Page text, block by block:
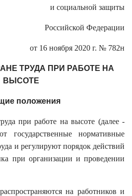
и социальной защиты
Российской Федерации
от 16 ноября 2020 г. № 782н
ТРУДА ПРИ РАБОТЕ НА
ВЫСОТЕ
положения
при работе на высоте (далее -
государственные нормативные
и регулируют порядок действий
при организации и проведении
на работников и